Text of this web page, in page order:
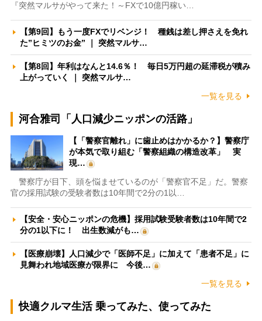
『突然マルサがやって来た！～FXで10億円稼い…
【第9回】もう一度FXでリベンジ！ 種銭は差し押さえを免れ
た”ヒミツのお金” ｜ 突然マルサ…
【第8回】年利はなんと14.6％！ 毎日5万円超の延滞税が積み
上がっていく ｜ 突然マルサ…
一覧を見る
河合雅司「人口減少ニッポンの活路」
【「警察官離れ」に歯止めはかかるか？】警察庁
が本気で取り組む「警察組織の構造改革」 実
現…
警察庁が目下、頭を悩ませているのが「警察官不足」だ。警察
官の採用試験の受験者数は10年間で2分の1以…
【安全・安心ニッポンの危機】採用試験受験者数は10年間で2
分の1以下に！ 出生数減がも…
【医療崩壊】人口減少で「医師不足」に加えて「患者不足」に
見舞われ地域医療が限界に 今後…
一覧を見る
快適クルマ生活 乗ってみた、使ってみた